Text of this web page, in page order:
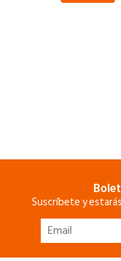
Suscríbete y